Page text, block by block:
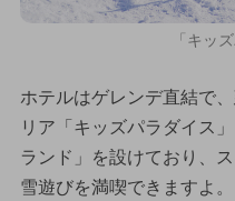
「キッ
ホテルはゲレンデ直結で
リア「キッズパラダイス
ランド」を設けており、
雪遊びを満喫できますよ。